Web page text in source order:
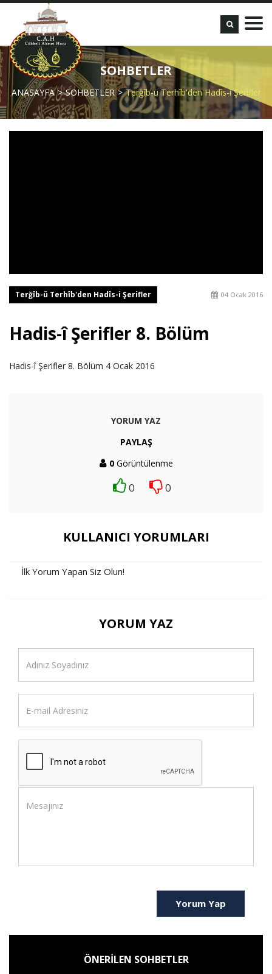
SOHBETLER
ANASAYFA SOHBETLER Terğîb-ü Terhîb'den Hadîs-i Şerifler
Terğîb-ü Terhîb'den Hadîs-i Şerifler 04 Ocak 2016
Hadis-î Şerifler 8. Bölüm
Hadis-î Şerifler 8. Bölüm 4 Ocak 2016
YORUM YAZ
PAYLAŞ
0Görüntülenme
0 0
KULLANICI YORUMLARI
İlk Yorum Yapan Siz Olun!
YORUM YAZ
Yorum Yap
ÖNERİLEN SOHBETLER